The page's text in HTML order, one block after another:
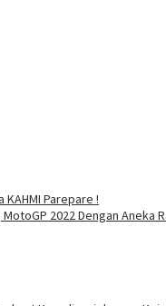
KAHMI Parepare !
2022 Dengan Aneka